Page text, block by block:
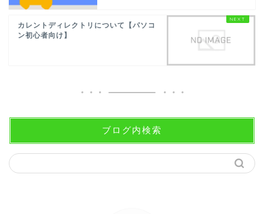
カレントディレクトリについて【パソコ
ン初心者向け】
ブログ内検索